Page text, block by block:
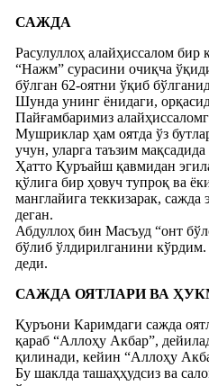
САЖДА
Расулуллоҳ алайҳиссалом бир
“Нажм” сурасини очиқча
бўлган 62-оятни ўқиб
Шунда унинг ёнидаги,
Пайғамбаримиз
Мушриклар ҳам оятда ўз
учун, уларга таъзим
Ҳатто Қуръайш қавмидан
қўлига бир ҳовуч тупроқ ва
манглайига теккизарак, сажда
деган.
Абдуллоҳ бин Масъуд “онт
бўлиб ўлдирилганини
деди.
САЖДА ОЯТЛАРИ ВА
Қуръони Каримдаги сажда
қараб “Аллоҳу Акбар”,
қилинади, кейин “Аллоҳу
Бу шаклда ташаҳҳудсиз ва